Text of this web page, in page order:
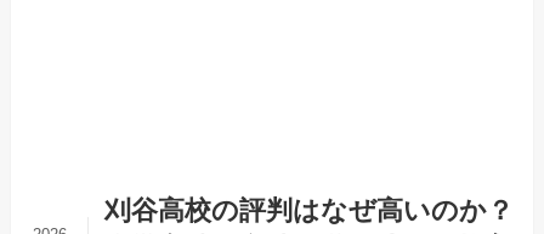
刈谷高校の評判はなぜ高いのか？